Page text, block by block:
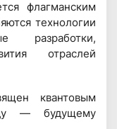
флагманским
технологии
разработки,
отраслей
квантовым
— будущему